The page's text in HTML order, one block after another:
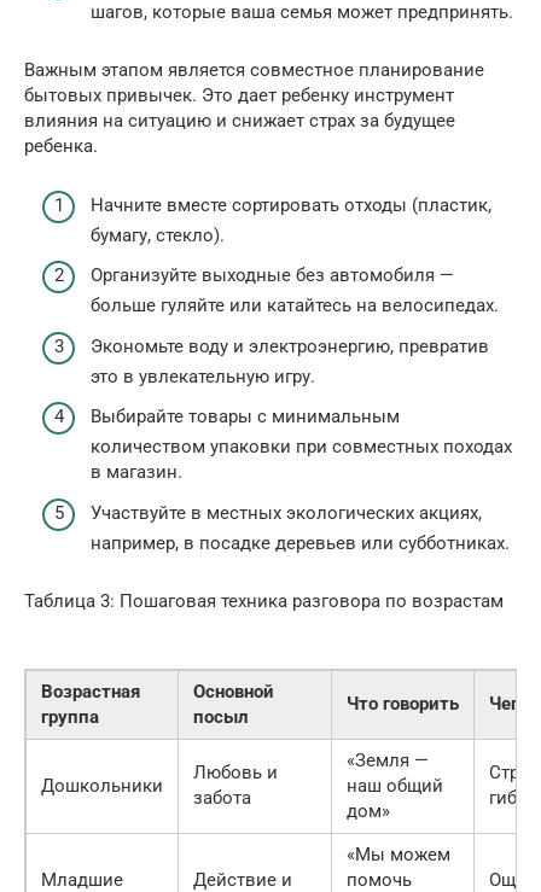
шагов, которые ваша семья может предпринять.
Важным этапом является совместное планирование
бытовых привычек. Это дает ребенку инструмент
влияния на ситуацию и снижает страх за будущее
ребенка.
Начните вместе сортировать отходы (пластик,
бумагу, стекло).
Организуйте выходные без автомобиля —
больше гуляйте или катайтесь на велосипедах.
Экономьте воду и электроэнергию, превратив
это в увлекательную игру.
Выбирайте товары с минимальным
количеством упаковки при совместных походах
в магазин.
Участвуйте в местных экологических акциях,
например, в посадке деревьев или субботниках.
Таблица 3: Пошаговая техника разговора по возрастам
Возрастная
группа
Основной
посыл
Что говорить Чего
Дошкольники
Любовь и
забота
«Земля —
наш общий
дом»
Младшие
Действие и
«Мы можем
помочь